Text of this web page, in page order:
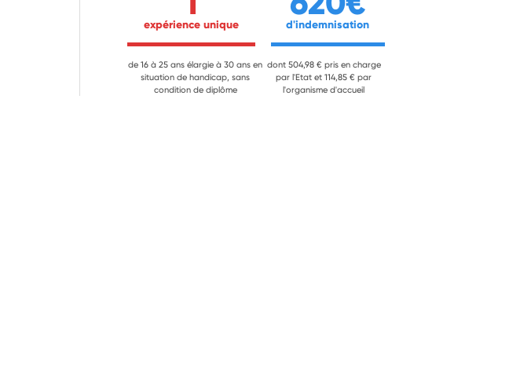
expérience unique
de 16 à 25 ans élargie à 30 ans en
situation de handicap, sans
condition de diplôme
d'indemnisation
dont 504,98 € pris en charge
par l'Etat et 114,85 € par
l'organisme d'accueil